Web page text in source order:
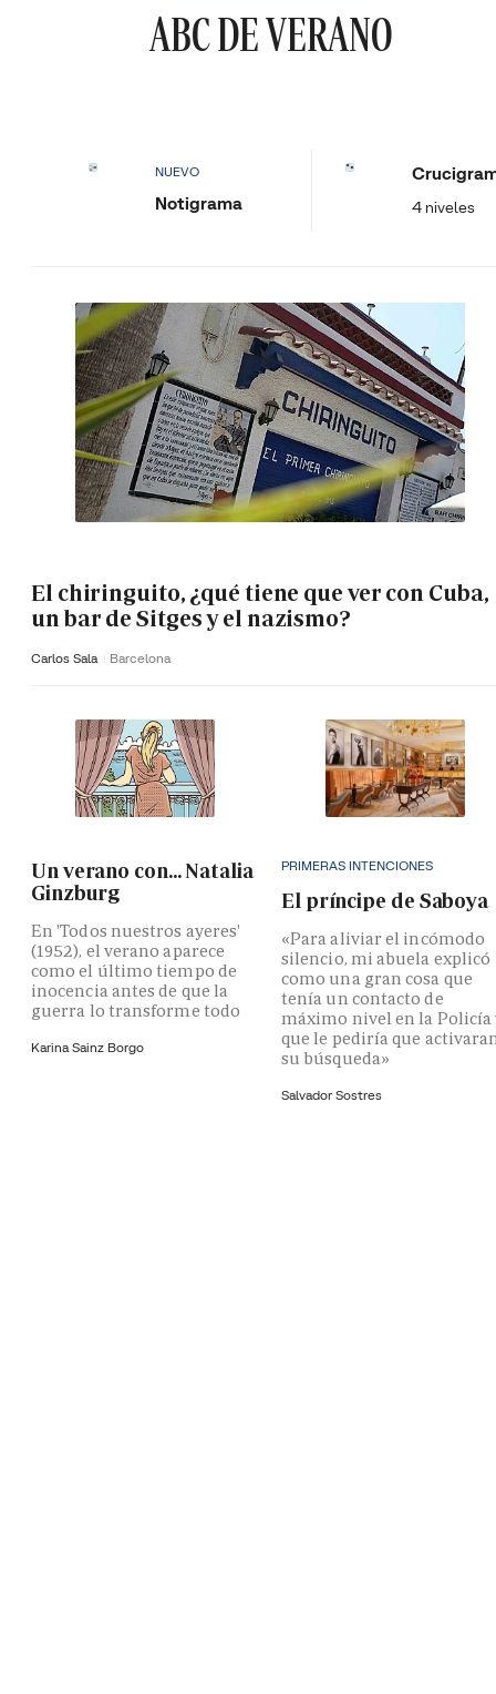
ABC DE VERANO
NUEVO
Notigrama 4 niveles
El chiringuito, ¿qué tiene que ver con Cuba,
un bar de Sitges y el nazismo?
Carlos Sala Barcelona
Un verano con... Natalia
Ginzburg
En 'Todos nuestros ayeres'
(1952), el verano aparece
como el último tiempo de
inocencia antes de que la
guerra lo transforme todo
Karina Sainz Borgo
PRIMERAS INTENCIONES
El príncipe de Saboya
«Para aliviar el incómodo
silencio, mi abuela explicó
como una gran cosa que
tenía un contacto de
máximo nivel en la Policía
que le pediría que
su búsqueda»
Salvador Sostres